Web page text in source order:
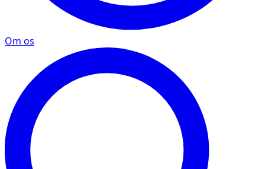
Om os